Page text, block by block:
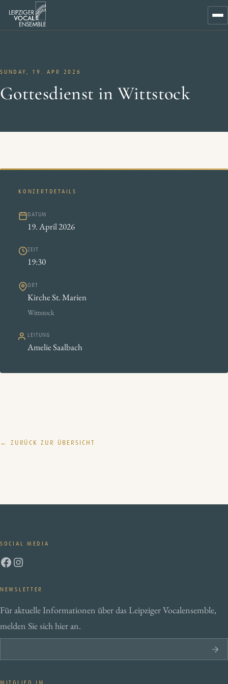
SUNDAY, 19. APR 2026
Gottesdienst in Wittstock
← ZURÜCK ZUR ÜBERSICHT
KONZERTDETAILS
DATUM
19. April 2026
ZEIT
19:30
ORT
Kirche St. Marien
Wittstock
LEITUNG
Amelie Saalbach
SOCIAL MEDIA
Facebook
Instagram
NEWSLETTER
Für aktuelle Informationen über das Leipziger Vocalensemble,
melden Sie sich hier an.